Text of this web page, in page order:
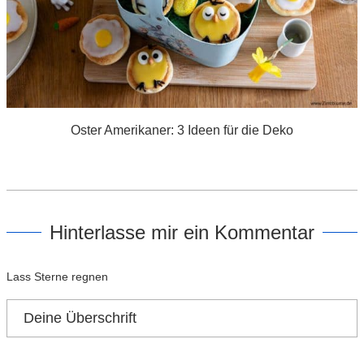
Oster Amerikaner: 3 Ideen für die Deko
Hinterlasse mir ein Kommentar
Lass Sterne regnen